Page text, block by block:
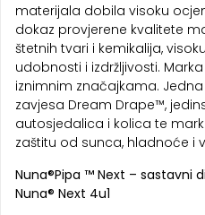
materijala dobila visoku
dokaz provjerene kvalitete
štetnih tvari i kemikalija,
udobnosti i izdržljivosti.
iznimnim značajkama.
zavjesa Dream Drape™,
autosjedalica i kolica te
zaštitu od sunca, hladnoće i
Nuna®Pipa ™ Next – sastavni
Nuna® Next 4u1